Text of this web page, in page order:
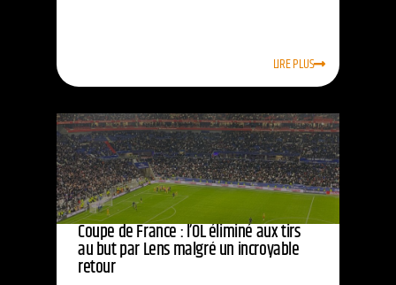
LIRE PLUS
Coupe de France : l’OL éliminé aux tirs
au but par Lens malgré un incroyable
retour